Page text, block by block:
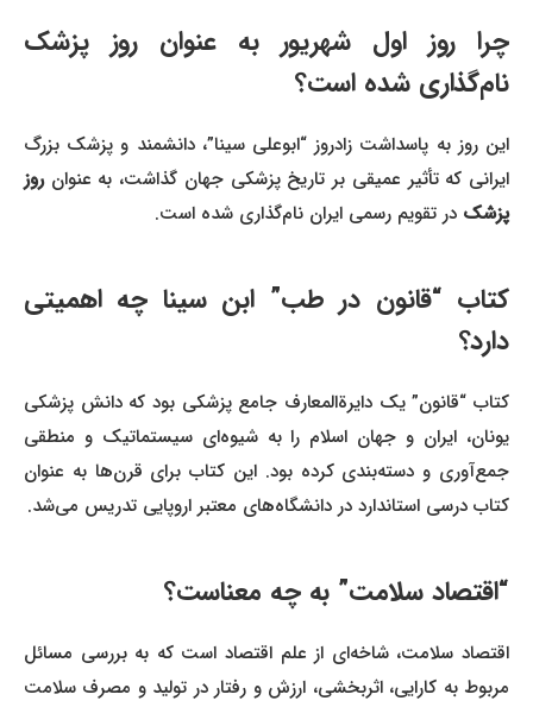
چرا روز اول شهریور به عنوان روز پزشک
نام‌گذاری شده است؟
این روز به پاسداشت زادروز “ابوعلی سینا”، دانشمند و پزشک بزرگ
ایرانی که تأثیر عمیقی بر تاریخ پزشکی جهان گذاشت، به عنوانروز
پزشکدر تقویم رسمی ایران نام‌گذاری شده است.
کتاب “قانون در طب” ابن سینا چه اهمیتی
دارد؟
کتاب “قانون” یک دایرةالمعارف جامع پزشکی بود که دانش پزشکی
یونان، ایران و جهان اسلام را به شیوه‌ای سیستماتیک و منطقی
جمع‌آوری و دسته‌بندی کرده بود. این کتاب برای قرن‌ها به عنوان
کتاب درسی استاندارد در دانشگاه‌های معتبر اروپایی تدریس می‌شد.
“اقتصاد سلامت” به چه معناست؟
اقتصاد سلامت، شاخه‌ای از علم اقتصاد است که به بررسی مسائل
مربوط به کارایی، اثربخشی، ارزش و رفتار در تولید و مصرف سلامت